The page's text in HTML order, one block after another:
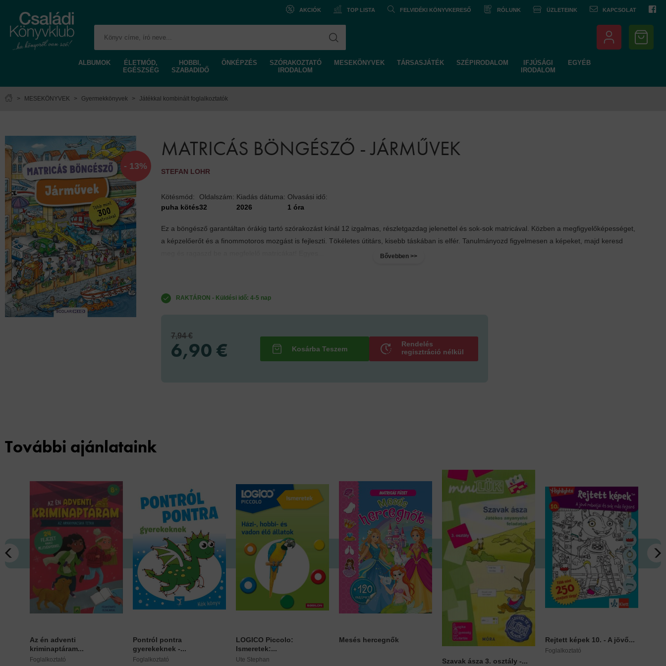
AKCIÓK TOP LISTA FELVIDÉKI KÖNYVKERESŐ RÓLUNK ÜZLETEINK KAPCSOLAT
ALBUMOK
ÉLETMÓD,
EGÉSZSÉG
HOBBI,
SZABADIDŐ
ÖNKÉPZÉS
SZÓRAKOZTATÓ
IRODALOM
MESEKÖNYVEK TÁRSASJÁTÉK SZÉPIRODALOM
IFJÚSÁGI
IRODALOM
EGYÉB
> MESEKÖNYVEK > Gyermekkönyvek > Játékkal kombinált foglalkoztatók
- 13%
MATRICÁS BÖNGÉSZŐ - JÁRMŰVEK
STEFAN LOHR
Kötésmód:
puha kötés
Oldalszám:
32
Kiadás dátuma:
2026
Olvasási idő:
1 óra
Ez a böngésző garantáltan órákig tartó szórakozást kínál 12 izgalmas, részletgazdag jelenettel és sok-sok matricával. Közben a megfigyelőképességet,
a képzelőerőt és a finommotoros mozgást is fejleszti. Tökéletes útitárs, kisebb táskában is elfér. Tanulmányozd figyelmesen a képeket, majd keresd
Bővebben >>
RAKTÁRON - Küldési idő: 4-5 nap
7,94 €
6,90 €
Rendelés
regisztráció nélkül
További ajánlataink
Az én adventi
kriminaptáram...
Foglalkoztató
Pontról pontra
gyerekeknek -...
Foglalkoztató
LOGICO Piccolo:
Ismeretek:...
Ute Stephan
Mesés hercegnők
Szavak ásza 3. osztály -...
Rejtett képek 10. - A jövő...
Foglalkoztató